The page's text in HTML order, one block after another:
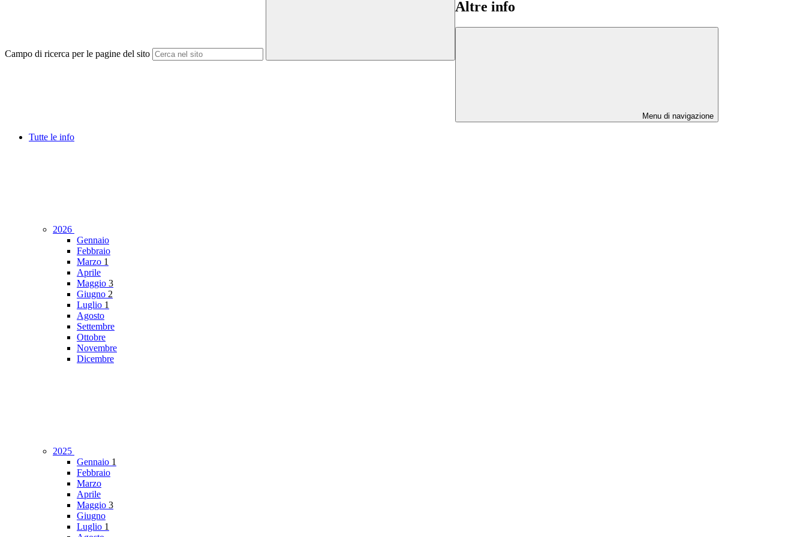
Campo di ricerca per le pagine del sito
Altre info
Menu di navigazione
Tutte le info
2026
Gennaio
Febbraio
Marzo 1
Aprile
Maggio 3
Giugno 2
Luglio 1
Agosto
Settembre
Ottobre
Novembre
Dicembre
2025
Gennaio 1
Febbraio
Marzo
Aprile
Maggio 3
Giugno
Luglio 1